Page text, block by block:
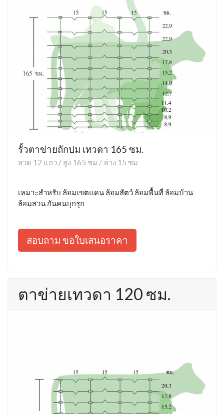
รั้วตาข่ายถักปม เทวดา 165 ซม.
ลวด 12 แถว / สูง 165 ซม / ห่าง 15 ซม
เหมาะสำหรับ ล้อมเขตแดน ล้อมสัตว์ ล้อมพื้นที่ ล้อมบ้าน
ล้อมสวน กันคนบุกรุก
สอบถาม ขอใบเสนอราคา
ตาข่ายเทวดา 120 ซม.